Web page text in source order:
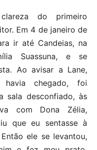
do primeiro
Em 4 de janeiro de
ir até Candeias, na
Suassuna, e se
Ao avisar a Lane,
chegado, foi
sala desconfiado, às
com Dona Zélia,
que eu sentasse à
ele se levantou,